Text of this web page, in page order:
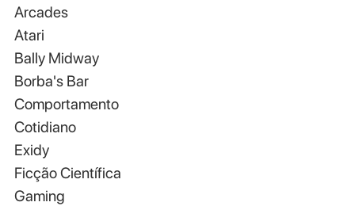
Arcades
Atari
Bally Midway
Borba's Bar
Comportamento
Cotidiano
Exidy
Ficção Científica
Gaming